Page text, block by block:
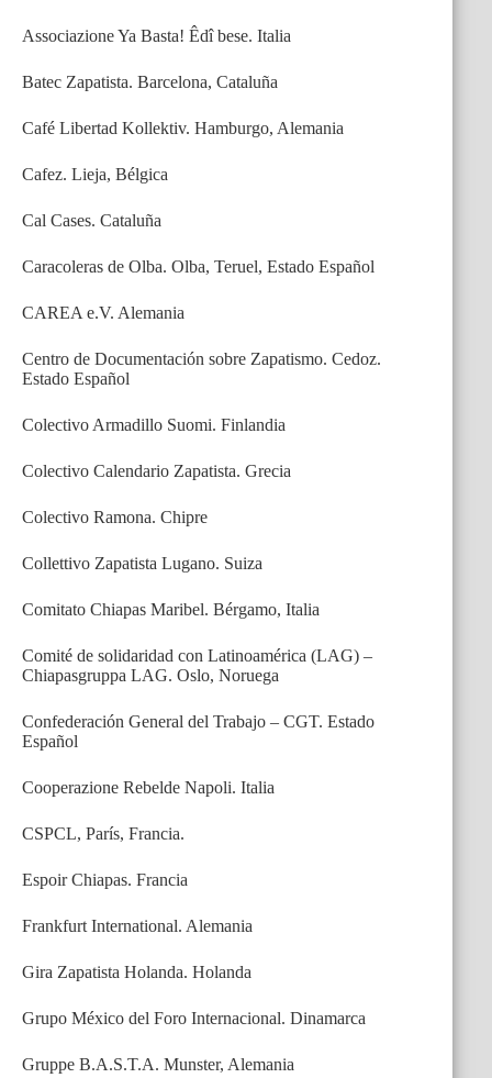
Associazione Ya Basta! Êdî bese. Italia
Batec Zapatista. Barcelona, Cataluña
Café Libertad Kollektiv. Hamburgo, Alemania
Cafez. Lieja, Bélgica
Cal Cases. Cataluña
Caracoleras de Olba. Olba, Teruel, Estado Español
CAREA e.V. Alemania
Centro de Documentación sobre Zapatismo. Cedoz.
Estado Español
Colectivo Armadillo Suomi. Finlandia
Colectivo Calendario Zapatista. Grecia
Colectivo Ramona. Chipre
Collettivo Zapatista Lugano. Suiza
Comitato Chiapas Maribel. Bérgamo, Italia
Comité de solidaridad con Latinoamérica (LAG) –
Chiapasgruppa LAG. Oslo, Noruega
Confederación General del Trabajo – CGT. Estado
Español
Cooperazione Rebelde Napoli. Italia
CSPCL, París, Francia.
Espoir Chiapas. Francia
Frankfurt International. Alemania
Gira Zapatista Holanda. Holanda
Grupo México del Foro Internacional. Dinamarca
Gruppe B.A.S.T.A. Munster, Alemania